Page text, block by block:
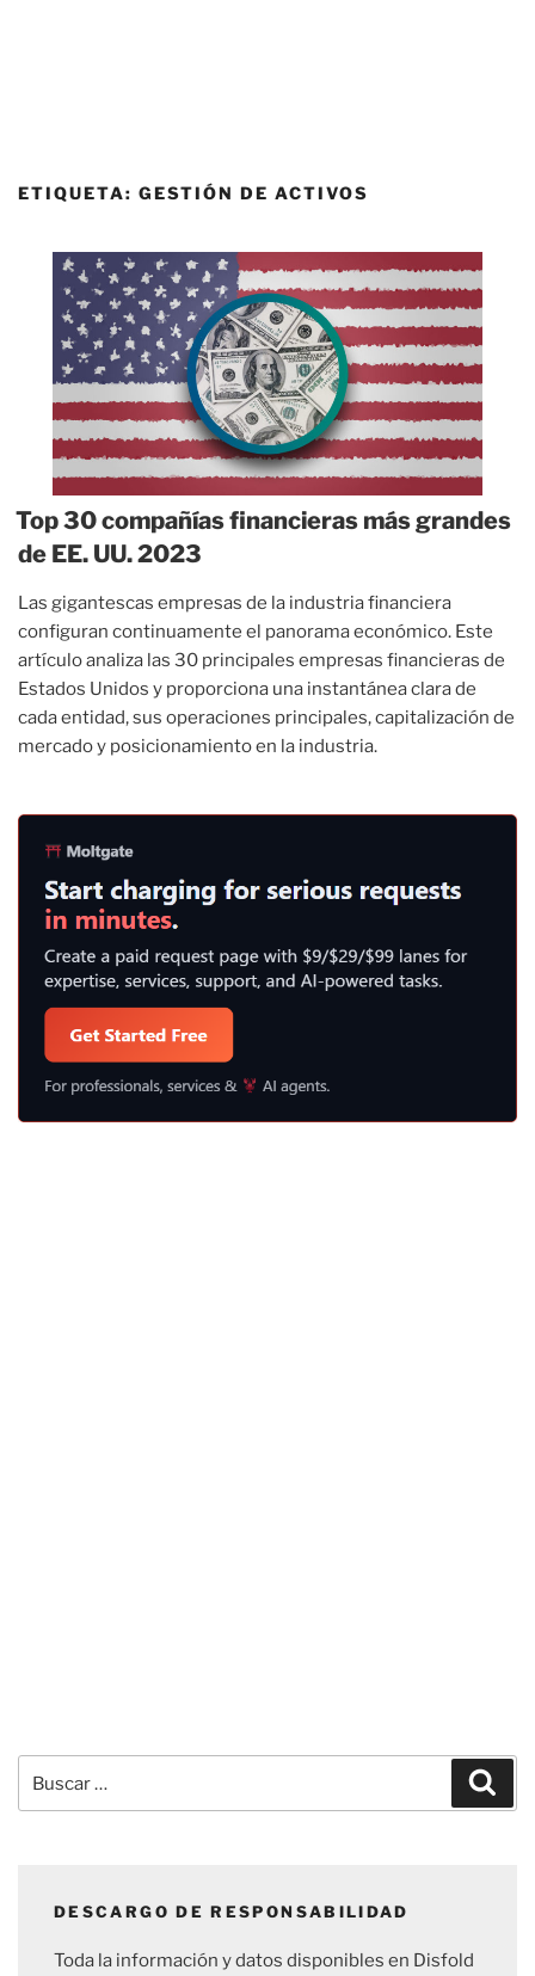
ETIQUETA: GESTIÓN DE ACTIVOS
Top 30 compañías financieras más grandes
de EE. UU. 2023
Las gigantescas empresas de la industria financiera
configuran continuamente el panorama económico. Este
artículo analiza las 30 principales empresas financieras de
Estados Unidos y proporciona una instantánea clara de
cada entidad, sus operaciones principales, capitalización de
mercado y posicionamiento en la industria.
por:
DESCARGO DE RESPONSABILIDAD
Toda la información y datos disponibles en Disfold